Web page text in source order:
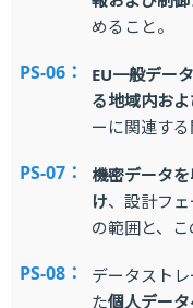
めること。
PS-06：
EU一般デー
る地域内お
ーに関連する
PS-07：
機密データ
け、設計フ
の範囲と、こ
PS-08：
データスト
た個人デー